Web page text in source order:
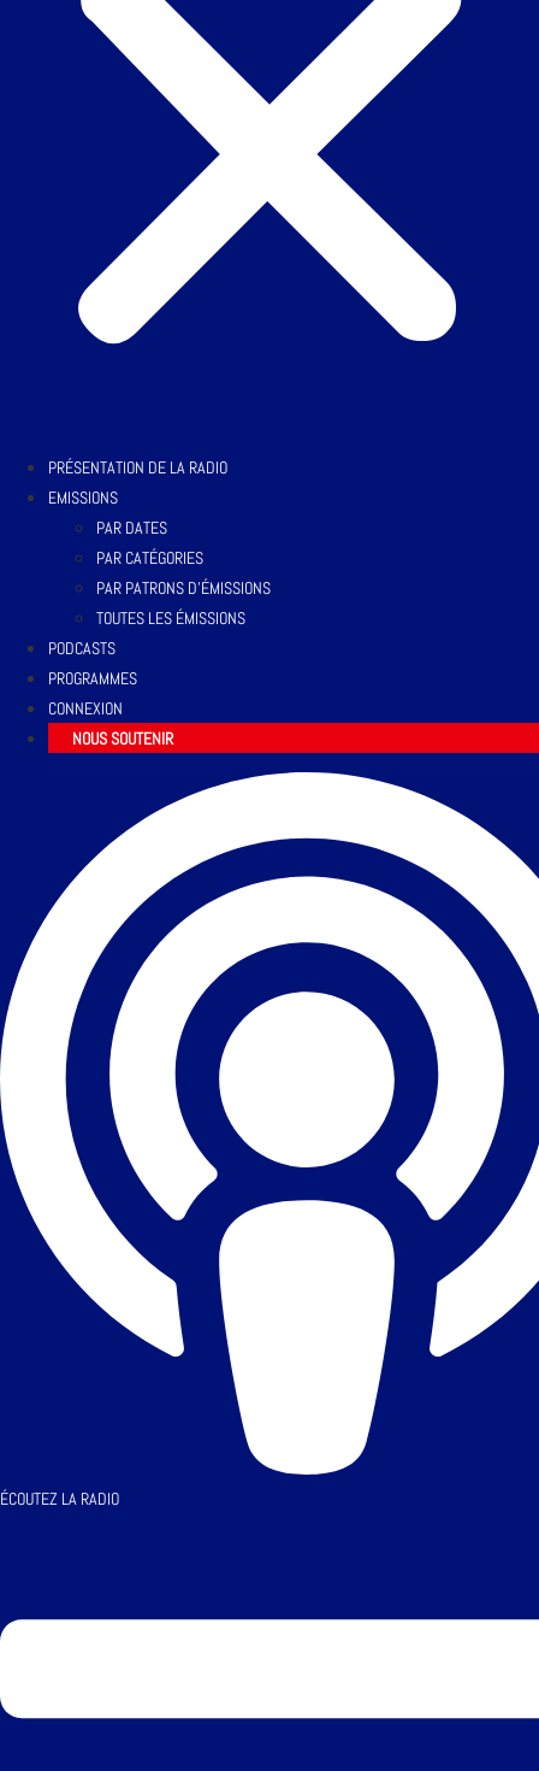
PRÉSENTATION DE LA RADIO
EMISSIONS
PAR DATES
PAR CATÉGORIES
PAR PATRONS D’ÉMISSIONS
TOUTES LES ÉMISSIONS
PODCASTS
PROGRAMMES
CONNEXION
NOUS SOUTENIR
ÉCOUTEZ LA RADIO